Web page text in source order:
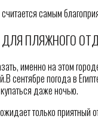
самым
ПЛЯЖНОГО
именно на этом
сентябре погода в
даже ночью.
только приятный